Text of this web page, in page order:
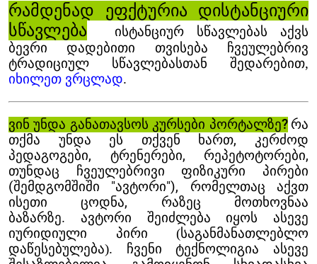
რამდენად ეფქტურია დისტანციური
სწავლება
ისტანციურ სწავლებას აქვს
ბევრი დადებითი თვისება ჩვეულებრივ
ტრადიციულ სწავლებასთან შედარებით,
იხილეთ ვრცლად.
ვინ უნდა განათავსოს კურსები პორტალზე? რა
თქმა უნდა ეს თქვენ ხართ, კერძოდ
პედაგოგები, ტრენერები, რეპეტოტორები,
თუნდაც ჩვეულებრივი ფიზიკური პირები
(შემდგომშიში "ავტორი"), რომელთაც აქვთ
ისეთი ცოდნა, რაზეც მოთხოვნაა
ბაზარზე. ავტორი შეიძლება იყოს ასევე
იურიდიული პირი (საგანმანათლებლო
დაწესებულება). ჩვენი ტექნოლიგია ასევე